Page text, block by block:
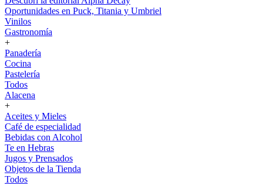
Oportunidades en Puck, Titania y Umbriel
Vinilos
Gastronomía
+
Panadería
Cocina
Pastelería
Todos
Alacena
+
Aceites y Mieles
Café de especialidad
Bebidas con Alcohol
Te en Hebras
Jugos y Prensados
Objetos de la Tienda
Todos